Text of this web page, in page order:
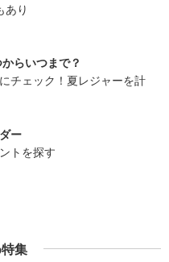
あり
らいつまで？
チェック！夏レジャーを計
ー
トを探す
集